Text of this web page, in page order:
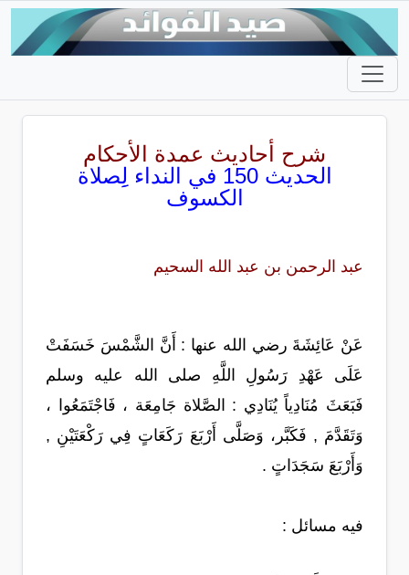
شرح أحاديث عمدة الأحكام
الحديث 150 في النداء لِِصلاة
الكسوف
عبد الرحمن بن عبد الله السحيم
عَنْ عَائِشَةَ رضي الله عنها : أَنَّ الشَّمْسَ خَسَفَتْ
عَلَى عَهْدِ رَسُولِ اللَّهِ صلى الله عليه وسلم
فَبَعَثَ مُنَادِياً يُنَادِي : الصَّلاة جَامِعَة ، فَاجْتَمَعُوا ،
وَتَقَدَّمَ , فَكَبَّر، وَصَلَّى أَرْبَعَ رَكَعَاتٍ فِي رَكْعَتَيْنِ ,
وَأَرْبَعَ سَجَدَاتٍ .
فيه مسائل :